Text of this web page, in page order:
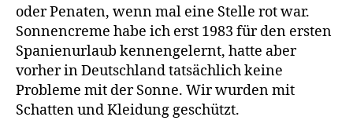
oder Penaten, wenn mal eine Stelle rot war.
Sonnencreme habe ich erst 1983 für den ersten
Spanienurlaub kennengelernt, hatte aber
vorher in Deutschland tatsächlich keine
Probleme mit der Sonne. Wir wurden mit
Schatten und Kleidung geschützt.